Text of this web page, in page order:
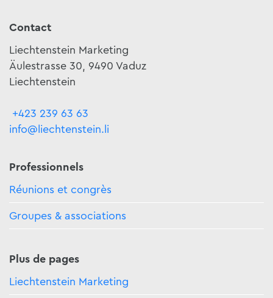
Contact
Liechtenstein Marketing
Äulestrasse 30, 9490 Vaduz
Liechtenstein
+423 239 63 63
info@liechtenstein.li
Professionnels
Réunions et congrès
Groupes & associations
Plus de pages
Liechtenstein Marketing